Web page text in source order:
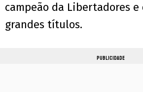
campeão da Libertadores
grandes títulos.
PUBLICIDADE